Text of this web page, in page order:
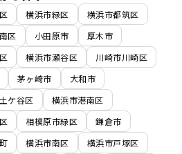
横浜市緑区
横浜市都筑区
区 小田原市
厚木市
横浜市瀬谷区
川崎市川崎区
茅ヶ崎市
大和市
ケ谷区
横浜市港南区
相模原市緑区
鎌倉市
横浜市南区
横浜市戸塚区